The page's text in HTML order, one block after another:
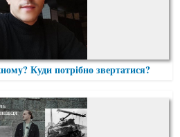
Куди потрібно звертатися?